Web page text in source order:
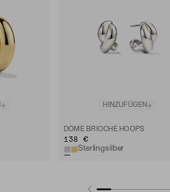
HINZUFÜGEN
DÔME BRIOCHE HOOPS
138 €
Sterlingsilber